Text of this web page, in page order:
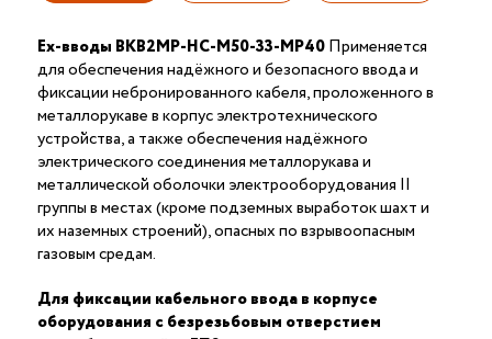
Ex-вводы ВКВ2МР-НС-М50-33-МР40Применяется
для обеспечения надёжного и безопасного ввода и
фиксации небронированного кабеля, проложенного в
металлорукаве в корпус электротехнического
устройства, а также обеспечения надёжного
электрического соединения металлорукава и
металлической оболочки электрооборудования II
группы в местах (кроме подземных выработок шахт и
их наземных строений), опасных по взрывоопасным
газовым средам.
Для фиксации кабельного ввода в корпусе
оборудования с безрезьбовым отверстием